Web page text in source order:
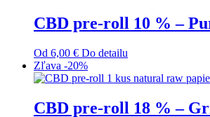
CBD pre-roll 10 % –
Od 6,00 € Do detailu
Zľava -20%
CBD pre-roll 18 % –